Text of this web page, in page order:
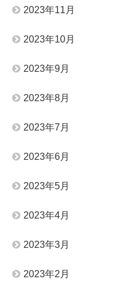
2023年11月
2023年10月
2023年9月
2023年8月
2023年7月
2023年6月
2023年5月
2023年4月
2023年3月
2023年2月